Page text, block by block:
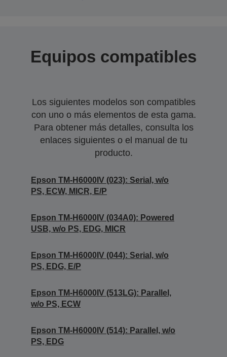
Equipos compatibles
Los siguientes modelos son compatibles
con uno o más elementos de esta gama.
Para obtener más detalles, consulta los
enlaces siguientes o el manual de tu
producto.
Epson TM-H6000IV (023): Serial, w/o
PS, ECW, MICR, E/P
Epson TM-H6000IV (034A0): Powered
USB, w/o PS, EDG, MICR
Epson TM-H6000IV (044): Serial, w/o
PS, EDG, E/P
Epson TM-H6000IV (513LG): Parallel,
w/o PS, ECW
Epson TM-H6000IV (514): Parallel, w/o
PS, EDG